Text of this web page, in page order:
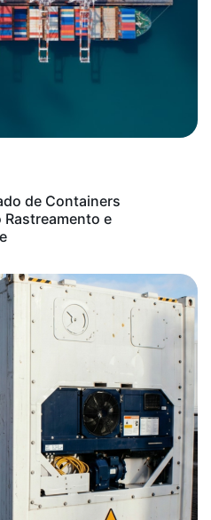
de Containers
Rastreamento e